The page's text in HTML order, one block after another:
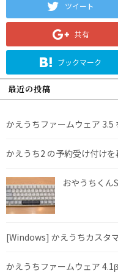
ツイート
共有
ブックマーク
最近の投稿
かえうちファームウェア 3.5
かえうち2 の予約受け付け
おやうちくん
[Windows] かえうちカスタ
かえうちファームウェア